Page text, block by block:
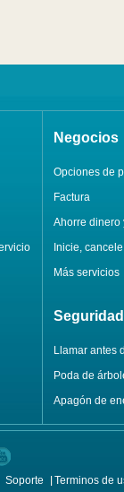
Negocios
Opciones de
Factura
Ahorre dinero
Inicie,
Más servicios
Seguridad
Llamar antes
Poda de
Apagón de
Soporte Terminos de